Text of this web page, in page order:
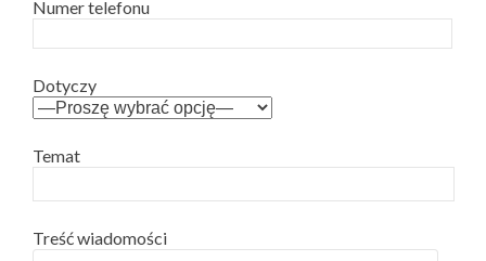
Numer telefonu
Dotyczy
Temat
Treść wiadomości